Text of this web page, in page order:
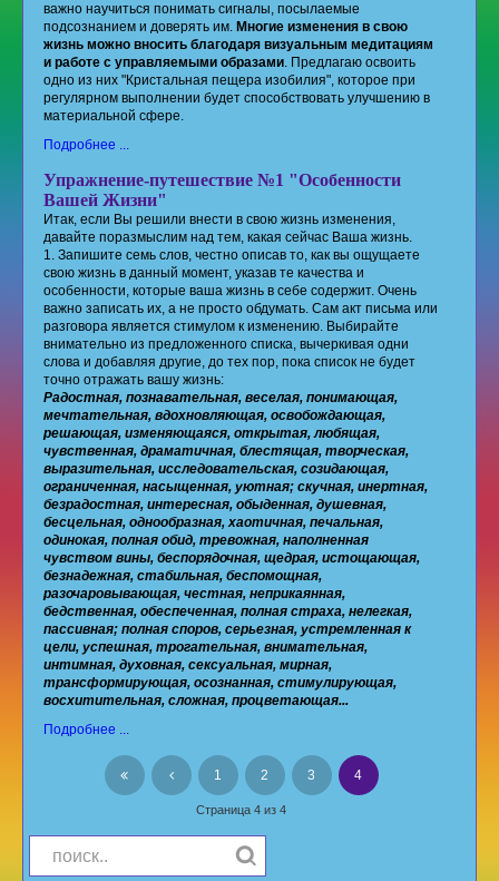
важно научиться понимать сигналы, посылаемые
подсознанием и доверять им. Многие изменения в свою
жизнь можно вносить благодаря визуальным медитациям
и работе с управляемыми образами. Предлагаю освоить
одно из них "Кристальная пещера изобилия", которое при
регулярном выполнении будет способствовать улучшению в
материальной сфере.
Подробнее ...
Упражнение-путешествие №1 "Особенности
Вашей Жизни"
Итак, если Вы решили внести в свою жизнь изменения,
давайте поразмыслим над тем, какая сейчас Ваша жизнь.
1. Запишите семь слов, честно описав то, как вы ощущаете
свою жизнь в данный момент, указав те качества и
особенности, которые ваша жизнь в себе содержит. Очень
важно записать их, а не просто обдумать. Сам акт письма или
разговора является стимулом к изменению. Выбирайте
внимательно из предложенного списка, вычеркивая одни
слова и добавляя другие, до тех пор, пока список не будет
точно отражать вашу жизнь:
Радостная, познавательная, веселая, понимающая,
мечтательная, вдохновляющая, освобождающая,
решающая, изменяющаяся, открытая, любящая,
чувственная, драматичная, блестящая, творческая,
выразительная, исследовательская, созидающая,
ограниченная, насыщенная, уютная; скучная, инертная,
безрадостная, интересная, обыденная, душевная,
бесцельная, однообразная, хаотичная, печальная,
одинокая, полная обид, тревожная, наполненная
чувством вины, беспорядочная, щедрая, истощающая,
безнадежная, стабильная, беспомощная,
разочаровывающая, честная, неприкаянная,
бедственная, обеспеченная, полная страха, нелегкая,
пассивная; полная споров, серьезная, устремленная к
цели, успешная, трогательная, внимательная,
интимная, духовная, сексуальная, мирная,
трансформирующая, осознанная, стимулирующая,
восхитительная, сложная, процветающая...
Подробнее ...
1 2 3 4
Страница 4 из 4